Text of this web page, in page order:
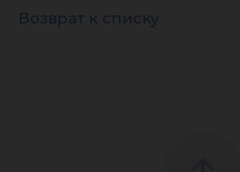
Возврат к списку